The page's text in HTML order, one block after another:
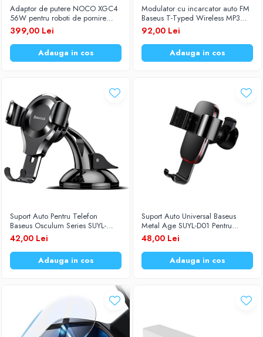
Becuri LED
Aplice LED
Lanterne
Lampi
Electrice
Convertoare tensiune
Prelungitoare
Stabilizatoare tensiune
Ventilatoare
Diverse gadgeturi
Cablu coaxial
Accesorii auto
Redresoare
Roboti pornire
Diverse accesorii auto
Carcase protectie NOCO BOOST
Incarcator masina electrica
Aparate de spalat cu presiune
Baterii Zinc-Aer
Adaptor de putere NOCO XGC4
56W pentru roboti de pornire
NOCO Boost GB70 / GB150 /
GB500
399,00 Lei
Adauga in cos
Modulator cu incarcator auto FM
Baseus T-Typed Wireless MP3
CCALL-TM0A
92,00 Lei
Adauga in cos
Suport Auto Pentru Telefon
Baseus Osculum Series SUYL-
XP01
42,00 Lei
Adauga in cos
Suport Auto Universal Baseus
Metal Age SUYL-D01 Pentru
Ventilatie Negru
48,00 Lei
Adauga in cos